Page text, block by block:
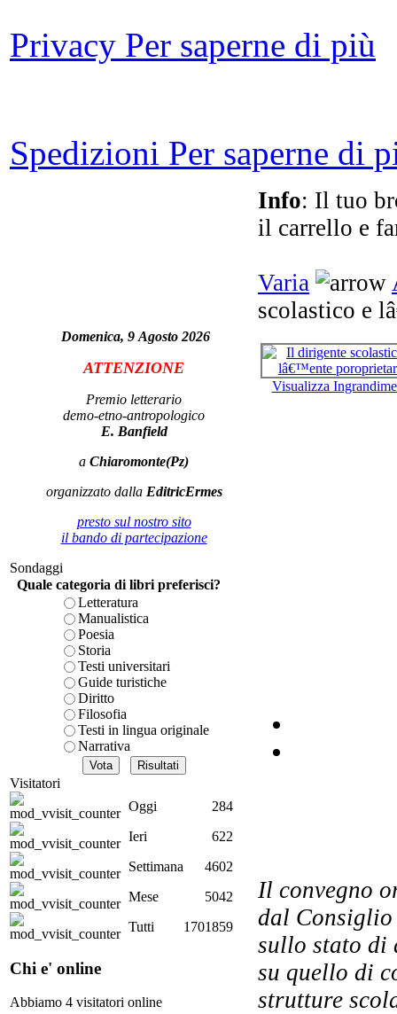
Privacy Per saperne di più
Spedizioni Per saperne di
Domenica, 9 Agosto 2026
ATTENZIONE
Premio letterario
demo-etno-antropologico
E. Banfield
a Chiaromonte(Pz)
organizzato dalla EditricErmes
presto sul nostro sito
il bando di partecipazione
Sondaggi
Quale categoria di libri preferisci?
Letteratura
Manualistica
Poesia
Storia
Testi universitari
Guide turistiche
Diritto
Filosofia
Testi in lingua originale
Narrativa
Visitatori
Oggi
284
Ieri
622
Settimana
4602
Mese
5042
Tutti
1701859
Chi e' online
Abbiamo 4 visitatori online
Info: Il tuo
il carrello e
Varia
scolastico e
Visualizza
Il convegno
dal Consiglio
sullo stato di
su quello di
strutture